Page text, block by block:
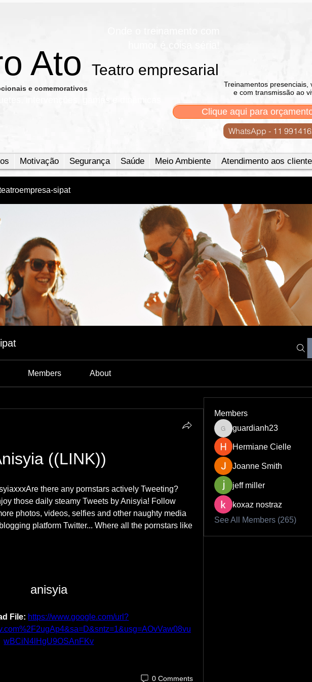
Ato Teatro empresarial​
e comemorativos
Treinamentos presenciais,
e com transmissão ao
Clique aqui para
WhatsApp - 11
Motivação Segurança Saúde Meio Ambiente Atendimento aos
sipat
Members About
((LINK))
there any pornstars actively Tweeting?
those daily steamy Tweets by Anisyia! Follow
photos, videos, selfies and other naughty media
platform Twitter... Where all the pornstars like
anisyia
File: https://www.google.com/url?
wBCiN4lHgU9OSAnFKv
0 Comments
Members
guardianh23
guardianh23
Hermiane Cielle
Joanne Smith
jeff miller
koxaz nostraz
See All Members (265)